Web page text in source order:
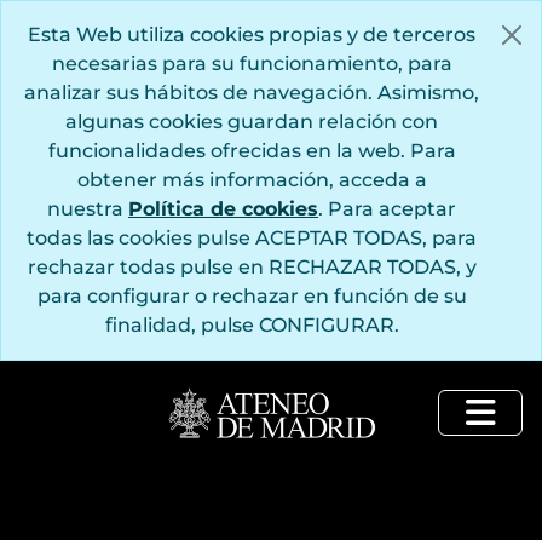
Esta Web utiliza cookies propias y de terceros
necesarias para su funcionamiento, para
analizar sus hábitos de navegación. Asimismo,
algunas cookies guardan relación con
funcionalidades ofrecidas en la web. Para
obtener más información, acceda a
nuestra Política de cookies. Para aceptar
todas las cookies pulse ACEPTAR TODAS, para
rechazar todas pulse en RECHAZAR TODAS, y
para configurar o rechazar en función de su
finalidad, pulse CONFIGURAR.